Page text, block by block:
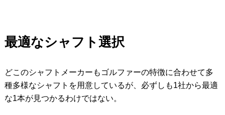
最適なシャフト選択
どこのシャフトメーカーもゴルファーの特徴に合わせて多
種多様なシャフトを用意しているが、必ずしも1社から最適
な1本が見つかるわけではない。